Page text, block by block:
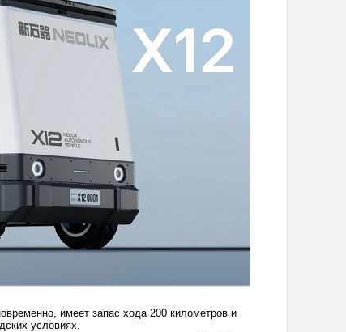
имеет запас хода 200 километров и
условиях.